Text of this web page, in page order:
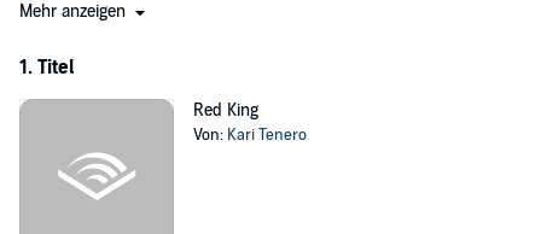
Die Studentin Tess ist tough und weiß, was sie will: unabhängig
lassen. Doch alles ändert sich, als sie Sam kennenlernt, einen Mann,
Doch er lebt genau in der Welt, aus der sie geflüchtet ist.
Wie weit ist Tess bereit zu gehen, ohne sich von ihren Prinzipien,
Hoffnungen und Wünschen zu entfernen? Lässt ihr Sam überhaupt
eine andere Wahl, als den Sprung in die Dunkelheit und welche
Mehr anzeigen
1. Titel
Red King
Von: Kari Tenero